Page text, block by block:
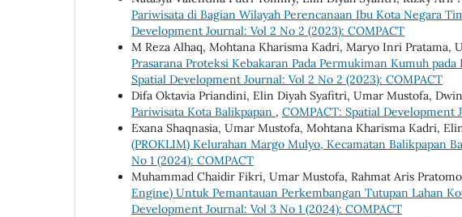
Pariwisata di Bagian Wilayah Perencanaan Ibu Kota Negara
Development Journal: Vol 2 No 2 (2023): COMPACT
M Reza Alhaq, Mohtana Kharisma Kadri, Maryo Inri Pratama,
Prasarana Proteksi Kebakaran Pada Permukiman Kumuh
Spatial Development Journal: Vol 2 No 2 (2023): COMPACT
Difa Oktavia Priandini, Elin Diyah Syafitri, Umar Mustofa,
Pariwisata Kota Balikpapan , COMPACT: Spatial Development
Exana Shaqnasia, Umar Mustofa, Mohtana Kharisma Kadri,
(PROKLIM) Kelurahan Margo Mulyo, Kecamatan Balikpapan
No 1 (2024): COMPACT
Muhammad Chaidir Fikri, Umar Mustofa, Rahmat Aris
Engine) Untuk Pemantauan Perkembangan Tutupan Lahan
Development Journal: Vol 3 No 1 (2024): COMPACT